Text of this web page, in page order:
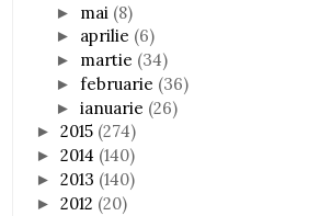
► mai (8)
► aprilie (6)
► martie (34)
►februarie (36)
►ianuarie (26)
►2015 (274)
►2014 (140)
►2013 (140)
►2012 (20)